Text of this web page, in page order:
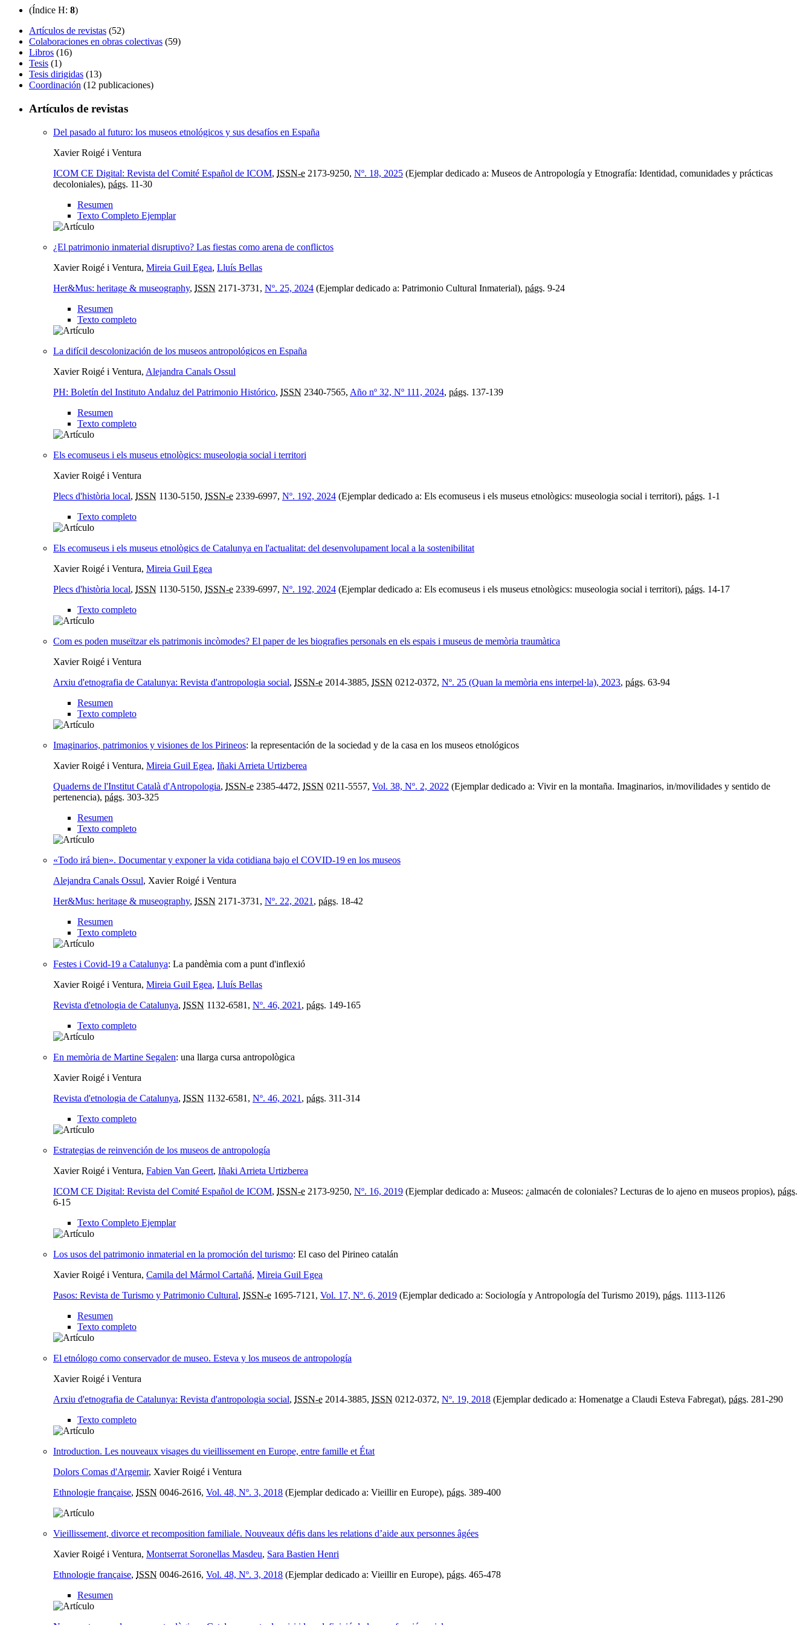
(Índice H: 8)
Artículos de revistas (52)
Colaboraciones en obras colectivas (59)
Libros (16)
Tesis (1)
Tesis dirigidas (13)
Coordinación (12 publicaciones)
Artículos de revistas
Del pasado al futuro: los museos etnológicos y sus desafíos en España
Xavier Roigé i Ventura
ICOM CE Digital: Revista del Comité Español de ICOM, ISSN-e 2173-9250, Nº. 18, 2025 (Ejemplar dedicado a: Museos de Antropología y Etnografía: Identidad, comunidades y prácticas
decoloniales), págs. 11-30
Resumen
Texto Completo Ejemplar
¿El patrimonio inmaterial disruptivo? Las fiestas como arena de conflictos
Xavier Roigé i Ventura, Mireia Guil Egea, Lluís Bellas
Her&Mus: heritage & museography, ISSN 2171-3731, Nº. 25, 2024 (Ejemplar dedicado a: Patrimonio Cultural Inmaterial), págs. 9-24
Resumen
Texto completo
La difícil descolonización de los museos antropológicos en España
Xavier Roigé i Ventura, Alejandra Canals Ossul
PH: Boletín del Instituto Andaluz del Patrimonio Histórico, ISSN 2340-7565, Año nº 32, Nº 111, 2024, págs. 137-139
Resumen
Texto completo
Els ecomuseus i els museus etnològics: museologia social i territori
Xavier Roigé i Ventura
Plecs d'història local, ISSN 1130-5150, ISSN-e 2339-6997, Nº. 192, 2024 (Ejemplar dedicado a: Els ecomuseus i els museus etnològics: museologia social i territori), págs. 1-1
Texto completo
Els ecomuseus i els museus etnològics de Catalunya en l'actualitat: del desenvolupament local a la sostenibilitat
Xavier Roigé i Ventura, Mireia Guil Egea
Plecs d'història local, ISSN 1130-5150, ISSN-e 2339-6997, Nº. 192, 2024 (Ejemplar dedicado a: Els ecomuseus i els museus etnològics: museologia social i territori), págs. 14-17
Texto completo
Com es poden museïtzar els patrimonis incòmodes? El paper de les biografies personals en els espais i museus de memòria traumàtica
Xavier Roigé i Ventura
Arxiu d'etnografia de Catalunya: Revista d'antropologia social, ISSN-e 2014-3885, ISSN 0212-0372, Nº. 25 (Quan la memòria ens interpel·la), 2023, págs. 63-94
Resumen
Texto completo
Imaginarios, patrimonios y visiones de los Pirineos: la representación de la sociedad y de la casa en los museos etnológicos
Xavier Roigé i Ventura, Mireia Guil Egea, Iñaki Arrieta Urtizberea
Quaderns de l'Institut Català d'Antropologia, ISSN-e 2385-4472, ISSN 0211-5557, Vol. 38, Nº. 2, 2022 (Ejemplar dedicado a: Vivir en la montaña. Imaginarios, in/movilidades y sentido de
pertenencia), págs. 303-325
Resumen
Texto completo
«Todo irá bien». Documentar y exponer la vida cotidiana bajo el COVID-19 en los museos
Alejandra Canals Ossul, Xavier Roigé i Ventura
Her&Mus: heritage & museography, ISSN 2171-3731, Nº. 22, 2021 , págs. 18-42
Resumen
Texto completo
Festes i Covid-19 a Catalunya: La pandèmia com a punt d'inflexió
Xavier Roigé i Ventura, Mireia Guil Egea, Lluís Bellas
Revista d'etnologia de Catalunya, ISSN 1132-6581, Nº. 46, 2021 , págs. 149-165
Texto completo
En memòria de Martine Segalen: una llarga cursa antropològica
Xavier Roigé i Ventura
Revista d'etnologia de Catalunya, ISSN 1132-6581, Nº. 46, 2021 , págs. 311-314
Texto completo
Estrategias de reinvención de los museos de antropología
Xavier Roigé i Ventura, Fabien Van Geert, Iñaki Arrieta Urtizberea
ICOM CE Digital: Revista del Comité Español de ICOM, ISSN-e 2173-9250, Nº. 16, 2019 (Ejemplar dedicado a: Museos: ¿almacén de coloniales? Lecturas de lo ajeno en museos propios), págs.
6-15
Texto Completo Ejemplar
Los usos del patrimonio inmaterial en la promoción del turismo: El caso del Pirineo catalán
Xavier Roigé i Ventura, Camila del Mármol Cartañá, Mireia Guil Egea
Pasos: Revista de Turismo y Patrimonio Cultural, ISSN-e 1695-7121, Vol. 17, Nº. 6, 2019 (Ejemplar dedicado a: Sociología y Antropología del Turismo 2019), págs. 1113-1126
Resumen
Texto completo
El etnólogo como conservador de museo. Esteva y los museos de antropología
Xavier Roigé i Ventura
Arxiu d'etnografia de Catalunya: Revista d'antropologia social, ISSN-e 2014-3885, ISSN 0212-0372, Nº. 19, 2018 (Ejemplar dedicado a: Homenatge a Claudi Esteva Fabregat), págs. 281-290
Texto completo
Introduction. Les nouveaux visages du vieillissement en Europe, entre famille et État
Dolors Comas d'Argemir, Xavier Roigé i Ventura
Ethnologie française, ISSN 0046-2616, Vol. 48, Nº. 3, 2018 (Ejemplar dedicado a: Vieillir en Europe), págs. 389-400
Vieillissement, divorce et recomposition familiale. Nouveaux défis dans les relations d’aide aux personnes âgées
Xavier Roigé i Ventura, Montserrat Soronellas Masdeu, Sara Bastien Henri
Ethnologie française, ISSN 0046-2616, Vol. 48, Nº. 3, 2018 (Ejemplar dedicado a: Vieillir en Europe), págs. 465-478
Resumen